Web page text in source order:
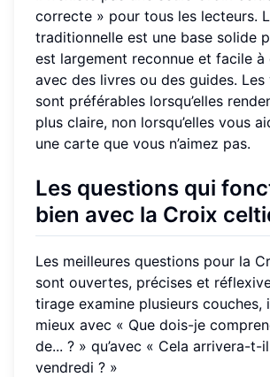
correcte » pour tous les lecteurs.
traditionnelle est une base solide
est largement reconnue et facile à
avec des livres ou des guides. Les
sont préférables lorsqu’elles
plus claire, non lorsqu’elles vous
une carte que vous n’aimez pas.
Les questions qui
bien avec la Croix
Les meilleures questions pour la
sont ouvertes, précises et
tirage examine plusieurs couches,
mieux avec « Que dois-je
de... ? » qu’avec « Cela arrivera-t-
vendredi ? »